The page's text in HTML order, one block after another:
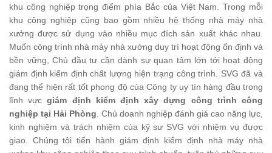
khu công nghiệp trọng điểm phía Bắc của Việt Nam. Trong mỗi
khu công nghiệp cũng bao gồm nhiều hệ thống nhà máy nhà
xưởng được sử dụng vào nhiều mục đích sản xuất khác nhau.
Muốn công trình nhà máy nhà xưởng duy trì hoạt động ổn định và
bền vững, Chủ đầu tư cần dành sự quan tâm lớn tới hoạt động
giám định kiểm định chất lượng hiện trạng công trình. SVG đã và
đang thể hiện rất tốt phong độ của Công ty uy tín hàng đầu trong
lĩnh vựcgiám định kiểm định xây dựng công trình công
nghiệp tại Hải Phòng. Chủ doanh nghiệp đánh giá cao năng lực,
kinh nghiệm và trách nhiệm của kỹ sư SVG với nhiệm vụ được
giao. Chúng tôi tiến hành giám định kiểm định nhà máy nhà